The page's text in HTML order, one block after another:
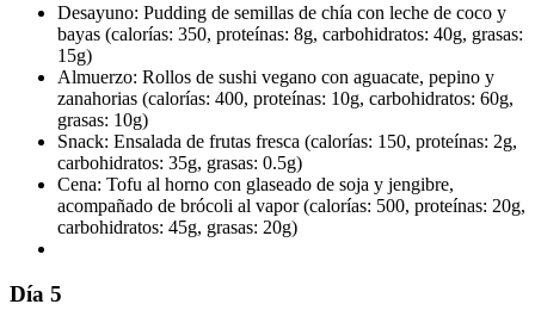
Desayuno: Pudding de semillas de chía con leche de coco y
bayas (calorías: 350, proteínas: 8g, carbohidratos: 40g, grasas:
15g)
Almuerzo: Rollos de sushi vegano con aguacate, pepino y
zanahorias (calorías: 400, proteínas: 10g, carbohidratos: 60g,
grasas: 10g)
Snack: Ensalada de frutas fresca (calorías: 150, proteínas: 2g,
carbohidratos: 35g, grasas: 0.5g)
Cena: Tofu al horno con glaseado de soja y jengibre,
acompañado de brócoli al vapor (calorías: 500, proteínas: 20g,
carbohidratos: 45g, grasas: 20g)
Día 5